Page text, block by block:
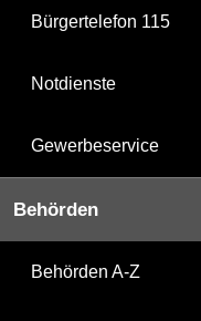
Bürgertelefon 115
Notdienste
Gewerbeservice
Behörden
Behörden A-Z